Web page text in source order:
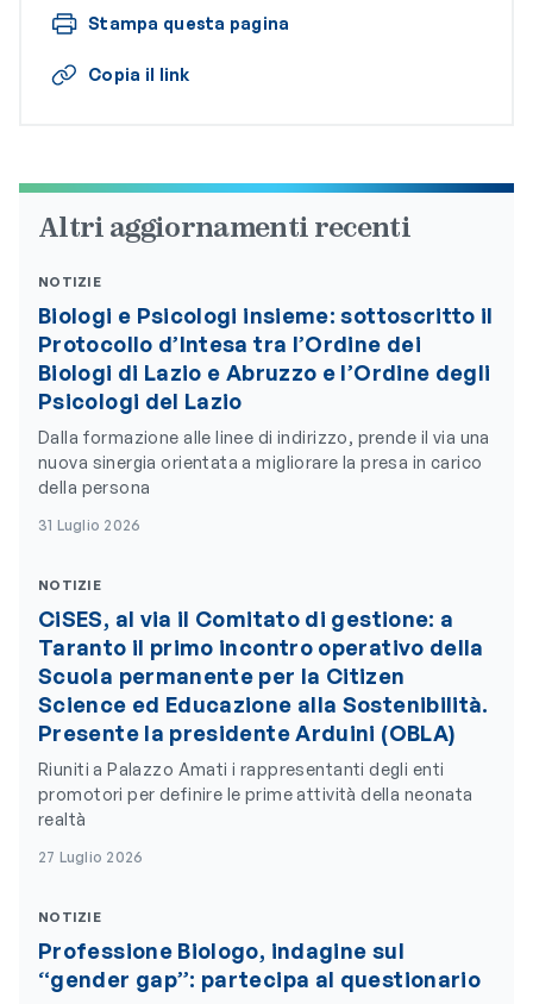
Stampa questa pagina
Copia il link
Altri aggiornamenti recenti
NOTIZIE
Biologi e Psicologi insieme: sottoscritto il
Protocollo d’Intesa tra l’Ordine dei
Biologi di Lazio e Abruzzo e l’Ordine degli
Psicologi del Lazio
Dalla formazione alle linee di indirizzo, prende il via una
nuova sinergia orientata a migliorare la presa in carico
della persona
31 Luglio 2026
NOTIZIE
CiSES, al via il Comitato di gestione: a
Taranto il primo incontro operativo della
Scuola permanente per la Citizen
Science ed Educazione alla Sostenibilità.
Presente la presidente Arduini (OBLA)
Riuniti a Palazzo Amati i rappresentanti degli enti
promotori per definire le prime attività della neonata
realtà
27 Luglio 2026
NOTIZIE
Professione Biologo, indagine sul
“gender gap”: partecipa al questionario